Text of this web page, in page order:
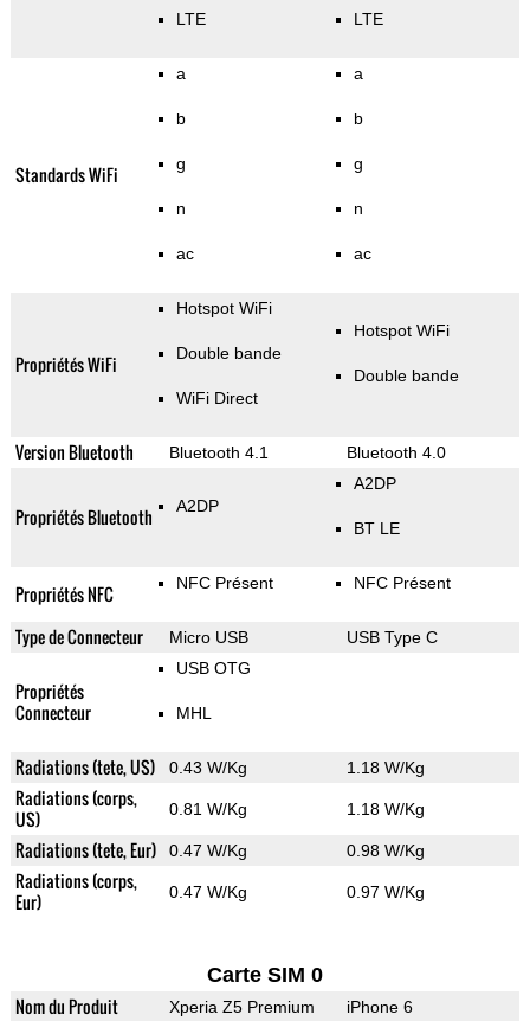
LTE LTE
Standards WiFi
a
b
g
n
ac
a
b
g
n
ac
Propriétés WiFi
Hotspot WiFi
Double bande
WiFi Direct
Hotspot WiFi
Double bande
Version Bluetooth Bluetooth 4.1 Bluetooth 4.0
Propriétés Bluetooth A2DP
A2DP
BT LE
Propriétés NFC NFC Présent NFC Présent
Type de Connecteur Micro USB USB Type C
Propriétés
Connecteur
USB OTG
MHL
Radiations (tete, US) 0.43 W/Kg 1.18 W/Kg
Radiations (corps,
US)
0.81 W/Kg 1.18 W/Kg
Radiations (tete, Eur) 0.47 W/Kg 0.98 W/Kg
Radiations (corps,
Eur)
0.47 W/Kg 0.97 W/Kg
Carte SIM 0
Nom du Produit Xperia Z5 Premium iPhone 6